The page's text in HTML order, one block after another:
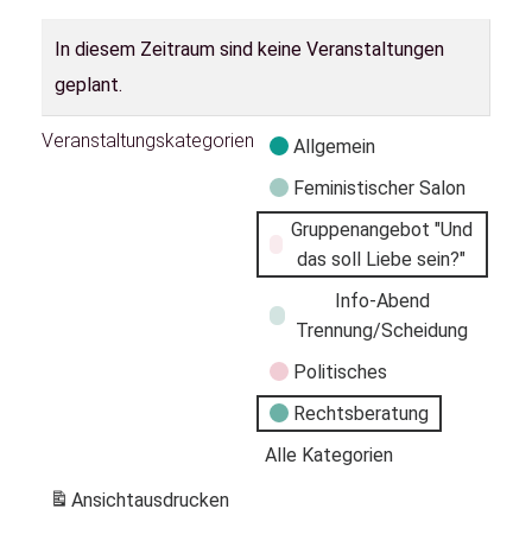
In diesem Zeitraum sind keine Veranstaltungen
geplant.
Veranstaltungskategorien
Allgemein
Feministischer Salon
Gruppenangebot "Und
das soll Liebe sein?"
Info-Abend
Trennung/Scheidung
Politisches
Rechtsberatung
Alle Kategorien
Ansichtausdrucken